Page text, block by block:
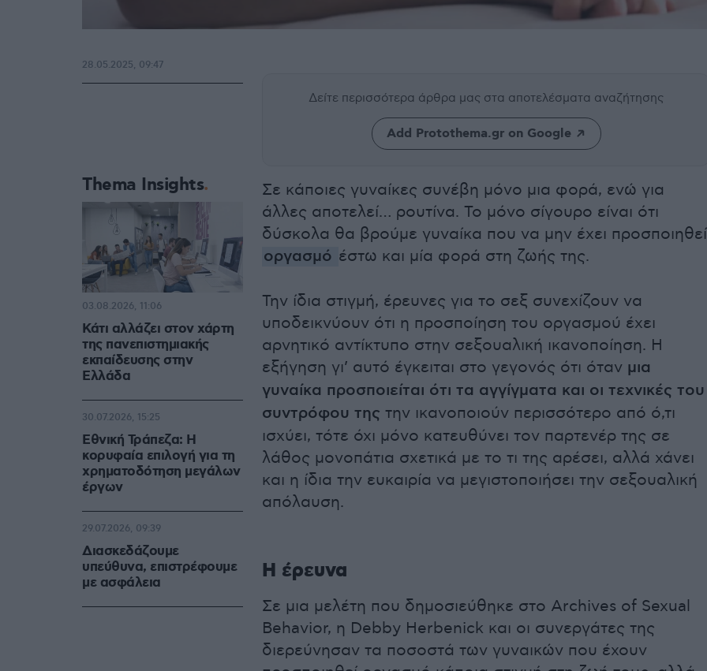
Δείτε περισσότερα άρθρα μας στα αποτελέσματα αναζήτησης
Add Protothema.gr on Google
Σε κάποιες γυναίκες συνέβη μόνο μια φορά, ενώ για
άλλες αποτελεί… ρουτίνα. Το μόνο σίγουρο είναι ότι
δύσκολα θα βρούμε γυναίκα που να μην έχει προσποιηθεί
οργασμό έστω και μία φορά στη ζωής της.
Την ίδια στιγμή, έρευνες για το σεξ συνεχίζουν να
υποδεικνύουν ότι η προσποίηση του οργασμού έχει
αρνητικό αντίκτυπο στην σεξουαλική ικανοποίηση. Η
εξήγηση γι’ αυτό έγκειται στο γεγονός ότι όταν μια
γυναίκα προσποιείται ότι τα αγγίγματα και οι τεχνικές του
συντρόφου της την ικανοποιούν περισσότερο από ό,τι
ισχύει, τότε όχι μόνο κατευθύνει τον παρτενέρ της σε
λάθος μονοπάτια σχετικά με το τι της αρέσει, αλλά χάνει
και η ίδια την ευκαιρία να μεγιστοποιήσει την σεξουαλική
απόλαυση.
Η έρευνα
Σε μια μελέτη που δημοσιεύθηκε στο Archives of Sexual
Behavior, η Debby Herbenick και οι συνεργάτες της
διερεύνησαν τα ποσοστά των γυναικών που έχουν
28.05.2025, 09:47
Thema Insights
Κάτι αλλάζει στον χάρτη
της πανεπιστημιακής
εκπαίδευσης στην
Ελλάδα
03.08.2026, 11:06
Εθνική Τράπεζα: Η
κορυφαία επιλογή για τη
χρηματοδότηση μεγάλων
έργων
30.07.2026, 15:25
Διασκεδάζουμε
υπεύθυνα, επιστρέφουμε
με ασφάλεια
29.07.2026, 09:39